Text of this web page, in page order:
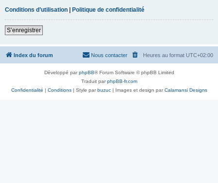
Conditions d’utilisation | Politique de confidentialité
S’enregistrer
Index du forum Heures au format UTC+02:00
Nous contacter
Développé parphpBB® Forum Software © phpBB Limited
Traduit parphpBB-fr.com
Confidentialité | Conditions| Style parbuzuc| Images et design parCalamansi Designs